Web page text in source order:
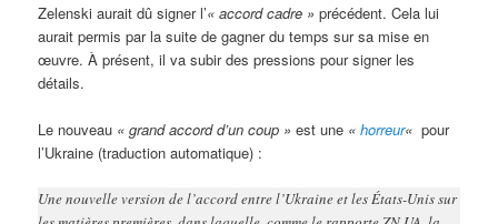
Zelenski aurait dû signer l’« accord cadre » précédent. Cela lui
aurait permis par la suite de gagner du temps sur sa mise en
œuvre. À présent, il va subir des pressions pour signer les
détails.
Le nouveau « grand accord d’un coup » est une «horreur« pour
l’Ukraine (traduction automatique) :
Une nouvelle version de l’accord entre l’Ukraine et les États-Unis sur